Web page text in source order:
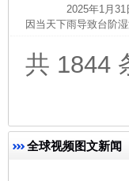
2025年1月31日
因当天下雨导致台阶
共 1844
全球视频图文新闻
网上购